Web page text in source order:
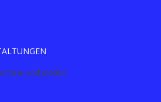
vorhanden.